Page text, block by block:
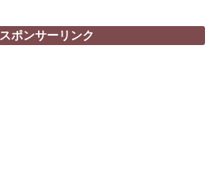
スポンサーリンク